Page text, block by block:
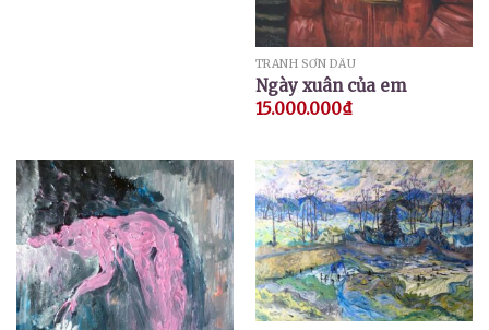
TRANH SƠN DẦU
Ngày xuân của em
15.000.000₫